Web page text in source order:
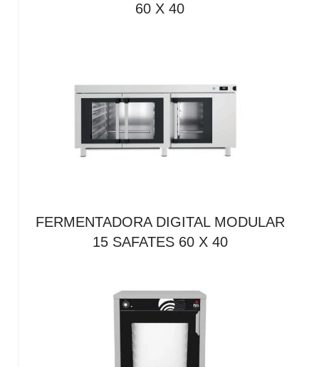
60 X 40
FERMENTADORA DIGITAL MODULAR
15 SAFATES 60 X 40